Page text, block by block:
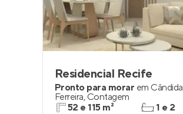
Residencial Recife
Pronto para morar em Cândida
Ferreira, Contagem
52 e 115 m²
1 e 2